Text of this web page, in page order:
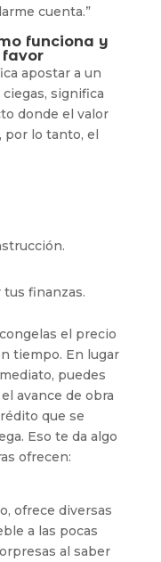
cuenta.”
funciona y
favor
apostar a un
significa
donde el valor
por lo tanto, el
finanzas.
el precio
tiempo. En lugar
puedes
avance de obra
que se
Eso te da algo
ofrecen:
ofrece diversas
a las pocas
al saber